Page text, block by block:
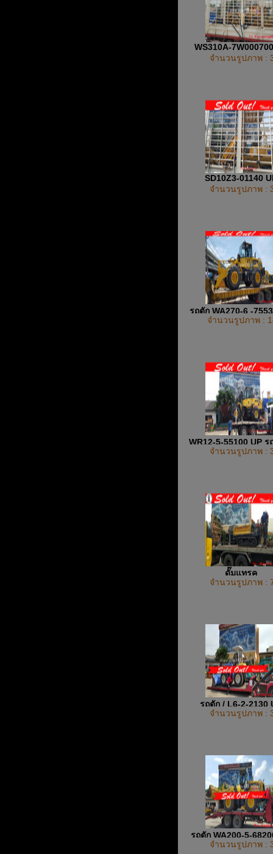
WS310A-
จำนวนรูปภาพ :
SD10Z3-01140
จำนวนรูปภาพ :
รถตัก WA270-6 -
จำนวนรูปภาพ :
WR12-5-55100 UP ร
ยาง
จำนวนรูปภาพ :
ดั๊มแทรค
จำนวนรูปภาพ :
รถตัก / L6-2-2130
จำนวนรูปภาพ :
รถตัก WA200-5-
จำนวนรูปภาพ :